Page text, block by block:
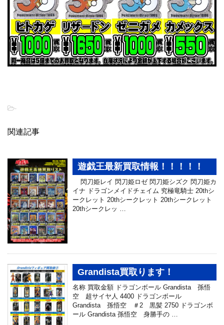
-
関連記事
遊戯王最新買取情報！！！！！
閃刀姫レイ 閃刀姫ロゼ 閃刀姫シズク 閃刀姫カ
イナ ドラゴンメイドチェイム 究極竜騎士 20thシ
ークレット 20thシークレット 20thシークレット
20thシークレッ …
Grandista買取ります！
名称 買取金額 ドラゴンボール Grandista 孫悟
空 超サイヤ人 4400 ドラゴンボール
Grandista 孫悟空 ＃2 黒髪 2750 ドラゴンボ
ール Grandista 孫悟空 身勝手の …